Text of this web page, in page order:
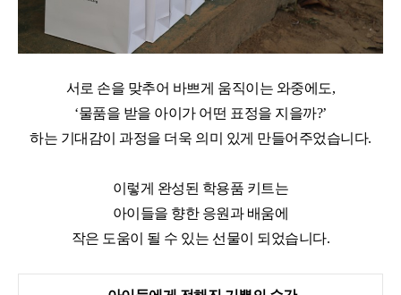
서로 손을 맞추어 바쁘게 움직이는 와중에도,
‘물품을 받을 아이가 어떤 표정을 지을까?’
하는 기대감이과정을 더욱 의미 있게 만들어주었습니다.
이렇게 완성된 학용품 키트는
아이들을 향한 응원과 배움에
작은 도움이 될 수 있는 선물이 되었습니다.